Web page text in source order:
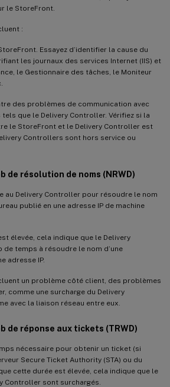
le StoreFront.
:
Essayez d’identifier la cause du
les journaux des services Internet (IIS) et
le Gestionnaire des tâches, le Moniteur
des problèmes de communication avec
que le Delivery Controller. Vérifiez si la
le StoreFront et le Delivery Controller est
Controllers sont hors service ou
de résolution de noms (NRWD)
au Delivery Controller pour résoudre le nom
publié en une adresse IP de machine
élevée, cela indique que le Delivery
temps à résoudre le nom d’une
adresse IP.
un problème côté client, des problèmes
comme une surcharge du Delivery
avec la liaison réseau entre eux.
de réponse aux tickets (TRWD)
nécessaire pour obtenir un ticket (si
Secure Ticket Authority (STA) ou du
cette durée est élevée, cela indique que le
Controller sont surchargés.